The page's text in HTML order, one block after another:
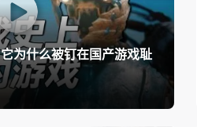
为什么被钉在国产游戏耻